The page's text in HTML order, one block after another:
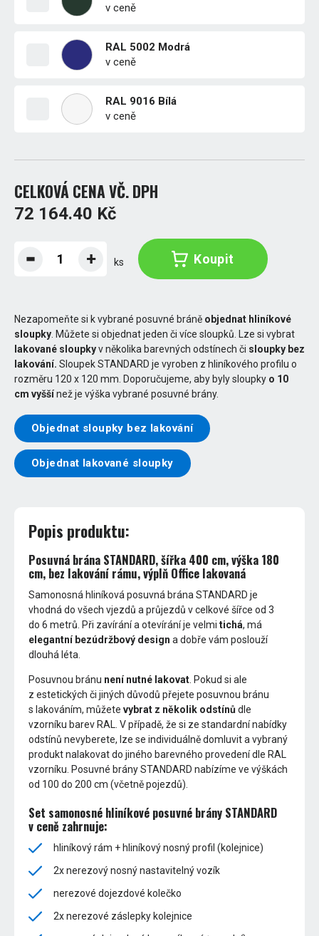
v ceně
RAL 5002 Modrá
v ceně
RAL 9016 Bílá
v ceně
CELKOVÁ CENA VČ. DPH
72 164.40 Kč
ks Koupit
Nezapomeňte si k vybrané posuvné bráně objednat hliníkové
sloupky . Můžete si objednat jeden či více sloupků. Lze si vybrat
lakované sloupkyv několika barevných odstínech či sloupky bez
lakování. Sloupek STANDARD je vyroben z hliníkového profilu o
rozměru 120 x 120 mm. Doporučujeme, aby byly sloupky o 10
cm vyššínež je výška vybrané posuvné brány.
Objednat sloupky bez lakování
Objednat lakované sloupky
Popis produktu:
Posuvná brána STANDARD, šířka 400 cm, výška 180
cm, bez lakování rámu, výplň Office lakovaná
Samonosná hliníková posuvná brána STANDARD je
vhodná do všech vjezdů a průjezdů v celkové šířce od 3
do 6 metrů. Při zavírání a otevírání je velmitichá, má
elegantní bezúdržbový design a dobře vám poslouží
dlouhá léta.
Posuvnou bránu není nutné lakovat. Pokud si ale
z estetických či jiných důvodů přejete posuvnou bránu
s lakováním, můžetevybrat z několik odstínůdle
vzorníku barev RAL. V případě, že si ze standardní nabídky
odstínů nevyberete, lze se individuálně domluvit a vybraný
produkt nalakovat do jiného barevného provedení dle RAL
vzorníku. Posuvné brány STANDARD nabízíme ve výškách
od 100 do 200 cm (včetně pojezdů).
Set samonosné hliníkové posuvné brány STANDARD
v ceně zahrnuje:
hliníkový rám + hliníkový nosný profil (kolejnice)
2x nerezový nosný nastavitelný vozík
nerezové dojezdové kolečko
2x nerezové záslepky kolejnice